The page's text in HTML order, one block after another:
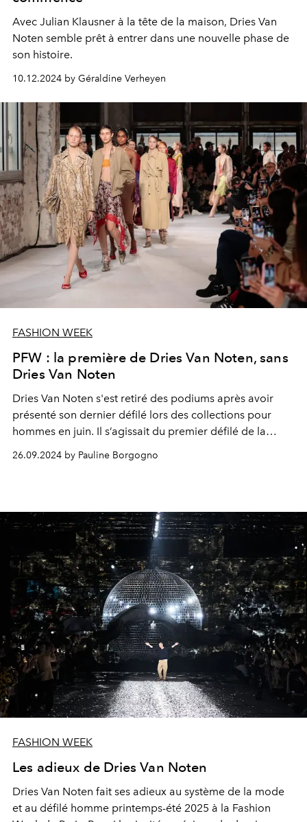
Avec Julian Klausner à la tête de la maison, Dries Van
Noten semble prêt à entrer dans une nouvelle phase de
son histoire.
10.12.2024 by Géraldine Verheyen
FASHION WEEK
PFW : la première de Dries Van Noten, sans
Dries Van Noten
Dries Van Noten s'est retiré des podiums après avoir
présenté son dernier défilé lors des collections pour
hommes en juin. Il s’agissait du premier défilé de la
26.09.2024 by Pauline Borgogno
FASHION WEEK
Les adieux de Dries Van Noten
Dries Van Noten fait ses adieux au système de la mode
et au défilé homme printemps-été 2025 à la Fashion